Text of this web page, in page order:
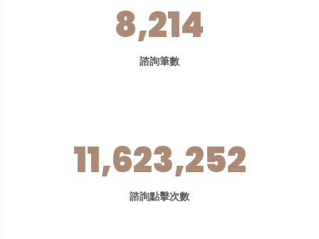
8,214
諮詢筆數
11,623,252
諮詢點擊次數